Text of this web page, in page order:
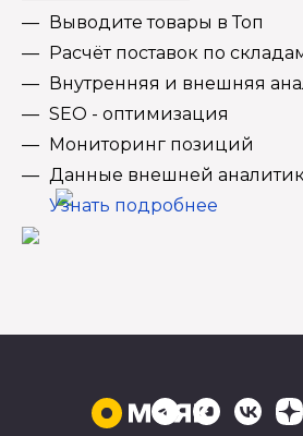
Выводите товары в Топ
Расчёт поставок по
Внутренняя и внешняя
SEO - оптимизация
Мониторинг позиций
Данные внешней
Узнать подробнее